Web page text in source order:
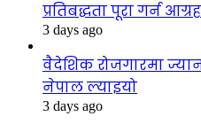
प्रतिबद्धता पूरा गर्न आग्रह
3 days ago
वैदेशिक रोजगारमा
नेपाल ल्याइयो
3 days ago